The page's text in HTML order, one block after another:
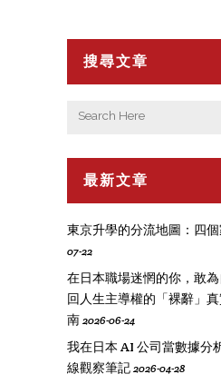
搜尋文章
最新文章
東京升學的分流地圖：四
07-22
在日本職場迷惘的你，敢
回人生主導權的「裸辭」
南 2026-06-24
我在日本 AI 公司當數據分
線觀察筆記 2026-04-28